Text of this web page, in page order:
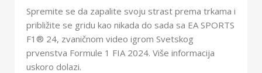
Spremite se da zapalite svoju strast prema trkama i
približite se gridu kao nikada do sada sa EA SPORTS
F1® 24, zvaničnom video igrom Svetskog
prvenstva Formule 1 FIA 2024. Više informacija
uskoro dolazi.